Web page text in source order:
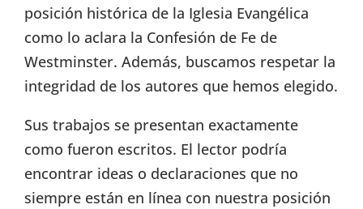
posición histórica de la Iglesia Evangélica
como lo aclara la Confesión de Fe de
Westminster. Además, buscamos respetar la
integridad de los autores que hemos elegido.
Sus trabajos se presentan exactamente
como fueron escritos. El lector podría
encontrar ideas o declaraciones que no
siempre están en línea con nuestra posición